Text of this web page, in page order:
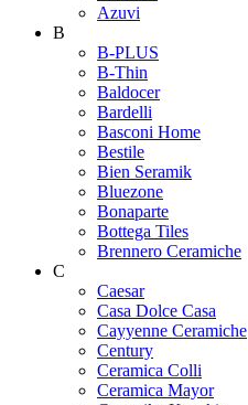
Azuvi
B
B-PLUS
B-Thin
Baldocer
Bardelli
Basconi Home
Bestile
Bien Seramik
Bluezone
Bonaparte
Bottega Tiles
Brennero Ceramiche
C
Caesar
Casa Dolce Casa
Cayyenne Ceramiche
Century
Ceramica Colli
Ceramica Mayor